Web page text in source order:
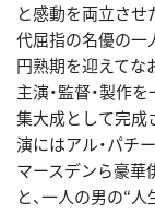
と感動を両立させ
代屈指の名優の一
円熟期を迎えてな
主演・監督・製作
集大成として完成
演にはアル・パチ
マースデンら豪華
と、一人の男の“